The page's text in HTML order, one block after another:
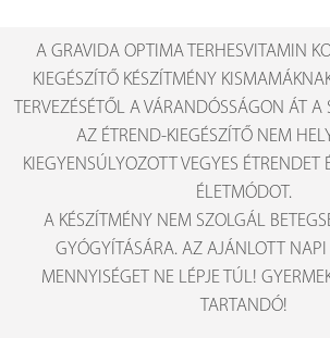
A GRAVIDA OPTIMA TERHESVITAMIN
KIEGÉSZÍTŐ KÉSZÍTMÉNY
TERVEZÉSÉTŐL A VÁRANDÓSSÁGON ÁT A
AZ ÉTREND-KIEGÉSZÍTŐ NEM
KIEGYENSÚLYOZOTT VEGYES ÉTRENDET
ÉLETMÓDOT.
A KÉSZÍTMÉNY NEM SZOLGÁL
GYÓGYÍTÁSÁRA. AZ AJÁNLOTT NAPI
MENNYISÉGET NE LÉPJE TÚL!
TARTANDÓ!